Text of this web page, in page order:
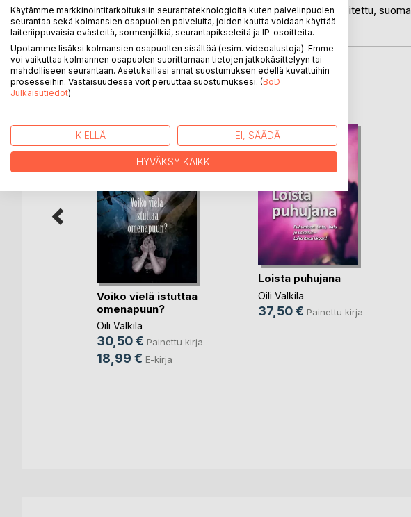
Hanki ihana, peloton elämä! on selkeästi ja avartavasti kirjoitettu,
myönteisempään elämään.
LISÄÄ KIRJOJA BoD:LLA
Voiko vielä istuttaa
omenapuun?
Oili Valkila
30,50 € Painettu kirja
18,99 € E-kirja
Loista puhujana
Oili Valkila
37,50 € Painettu kirja
Käytämme markkinointitarkoituksiin seurantateknologioita kuten palvelinpuolen
seurantaa sekä kolmansien osapuolien palveluita, joiden kautta voidaan käyttää
laiteriippuvaisia evästeitä, sormenjälkiä, seurantapikseleitä ja IP-osoitteita.
Upotamme lisäksi kolmansien osapuolten sisältöä (esim. videoalustoja). Emme
voi vaikuttaa kolmannen osapuolen suorittamaan tietojen jatkokäsittelyyn tai
mahdolliseen seurantaan. Asetuksillasi annat suostumuksen edellä kuvattuihin
prosesseihin. Vastaisuudessa voit peruuttaa suostumuksesi. (BoD
Julkaisutiedot)
KIELLÄ EI, SÄÄDÄ
HYVÄKSY KAIKKI